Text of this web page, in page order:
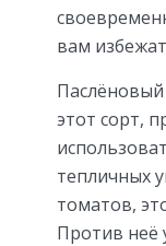
вам
этот сорт,
тепличных
томатов,
Против неё